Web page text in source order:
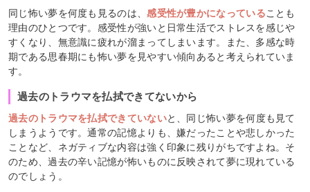
同じ怖い夢を何度も見るのは、感受性が豊かになっていることも
理由のひとつです。感受性が強いと日常生活でストレスを感じや
すくなり、無意識に疲れが溜まってしまいます。また、多感な時
期である思春期にも怖い夢を見やすい傾向あると考えられていま
す。
過去のトラウマを払拭できてないから
過去のトラウマを払拭できていないと、同じ怖い夢を何度も見て
しまうようです。通常の記憶よりも、嫌だったことや悲しかった
ことなど、ネガティブな内容は強く印象に残りがちですよね。そ
のため、過去の辛い記憶が怖いものに反映されて夢に現れている
のでしょう。